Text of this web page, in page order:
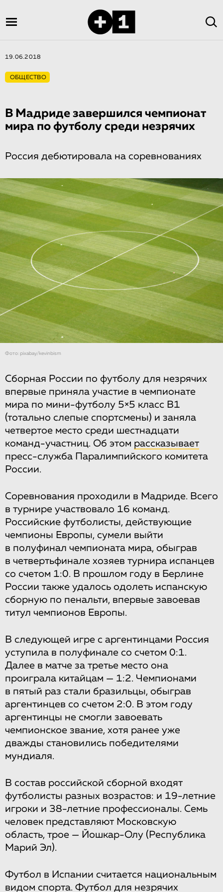
19.06.2018
ОБЩЕСТВО
В Мадриде завершился чемпионат
мира по футболу среди незрячих
Россия дебютировала на соревнованиях
Фото: pixabay/kevinbism
Сборная России по футболу для незрячих
впервые приняла участие в чемпионате
мира по мини-футболу 5×5 класс В1
(тотально слепые спортсмены) и заняла
четвертое место среди шестнадцати
команд-участниц. Об этом рассказывает
пресс-служба Паралимпийского комитета
России.
Соревнования проходили в Мадриде. Всего
в турнире участвовало 16 команд.
Российские футболисты, действующие
чемпионы Европы, сумели выйти
в полуфинал чемпионата мира, обыграв
в четвертьфинале хозяев турнира испанцев
со счетом 1:0. В прошлом году в Берлине
России также удалось одолеть испанскую
сборную по пенальти, впервые завоевав
титул чемпионов Европы.
В следующей игре с аргентинцами Россия
уступила в полуфинале со счетом 0:1.
Далее в матче за третье место она
проиграла китайцам — 1:2. Чемпионами
в пятый раз стали бразильцы, обыграв
аргентинцев со счетом 2:0. В этом году
аргентинцы не смогли завоевать
чемпионское звание, хотя ранее уже
дважды становились победителями
мундиаля.
В состав российской сборной входят
футболисты разных возрастов: и 19-летние
игроки и 38-летние профессионалы. Семь
человек представляют Московскую
область, трое — Йошкар-Олу (Республика
Марий Эл).
Футбол в Испании считается национальным
видом спорта. Футбол для незрячих